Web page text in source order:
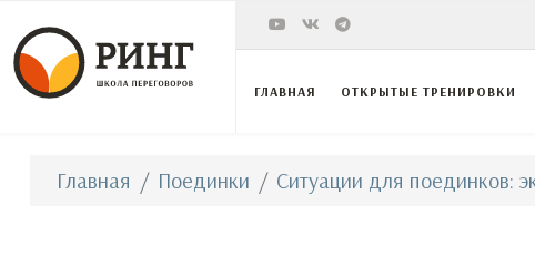
ГЛАВНАЯ ОТКРЫТЫЕ ТРЕНИРОВКИ
Главная Поединки Ситуации для поединков: